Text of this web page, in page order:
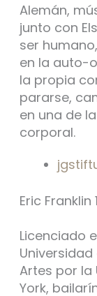
Alemán,
junto con
ser
en la auto-
la propia
pararse,
en una de
corporal.
Eric
Licenciado
Artes por la
York,